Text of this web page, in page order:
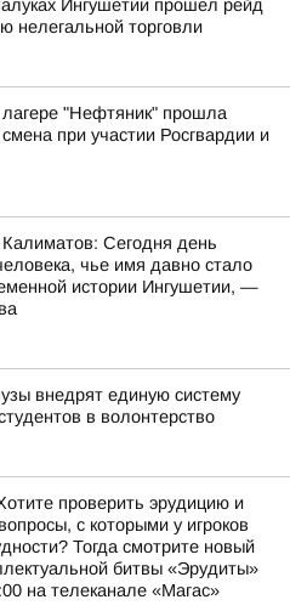
Ингушетии прошел рейд
нелегальной торговли
"Нефтяник" прошла
при участии Росгвардии и
Сегодня день
чье имя давно стало
истории Ингушетии, —
внедрят единую систему
в волонтерство
проверить эрудицию и
с которыми у игроков
Тогда смотрите новый
битвы «Эрудиты»
на телеканале «Магас»